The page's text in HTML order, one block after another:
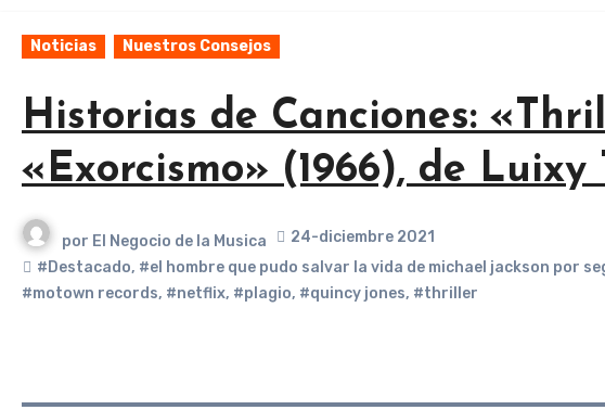
Noticias Nuestros Consejos
Historias de Canciones:
«Exorcismo» (1966), de Luixy
por El Negocio de la Musica
24-diciembre 2021
#Destacado, #el hombre que pudo salvar la vida de michael jackson por
#motown records, #netflix, #plagio, #quincy jones, #thriller